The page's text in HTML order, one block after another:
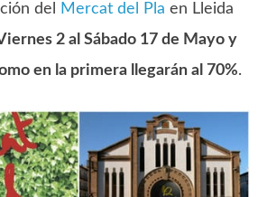
del Mercat del Pla en Lleida
2 al Sábado 17 de Mayo y
en la primera llegarán al 70%.